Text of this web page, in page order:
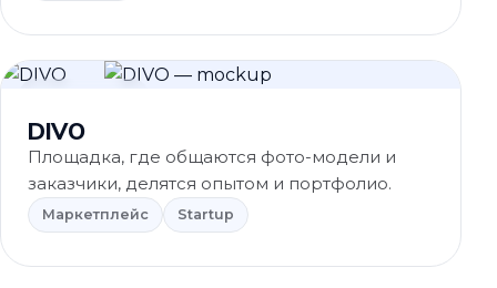
DIVO
Площадка, где общаются фото-модели и
заказчики, делятся опытом и портфолио.
Маркетплейс Startup